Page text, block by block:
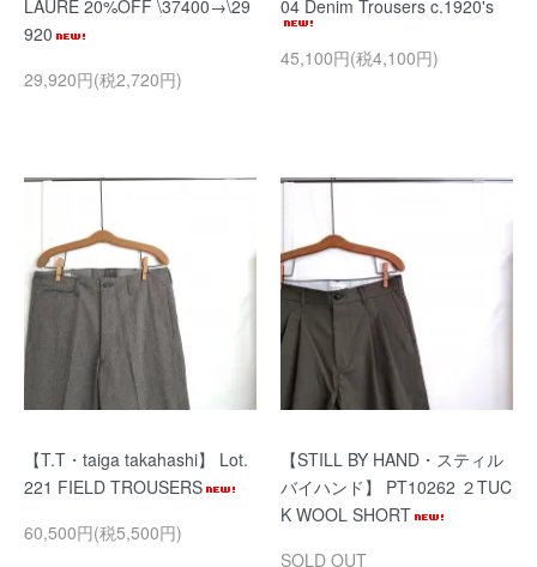
LAURE 20%OFF \37400→\29
920
29,920円(税2,720円)
04 Denim Trousers c.1920's
45,100円(税4,100円)
【T.T・taiga takahashi】 Lot.
221 FIELD TROUSERS
60,500円(税5,500円)
【STILL BY HAND・スティル
バイハンド】 PT10262 ２TUC
K WOOL SHORT
SOLD OUT